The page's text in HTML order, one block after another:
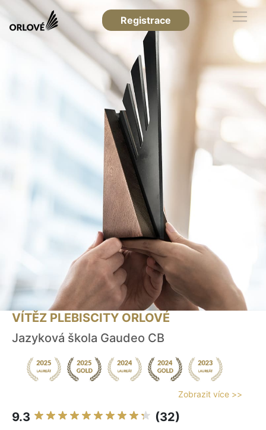
Registrace
VÍTĚZ PLEBISCITY ORLOVÉ
Jazyková škola Gaudeo CB
Zobrazit více >>
9.3 (32)